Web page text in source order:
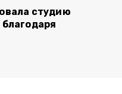
студию